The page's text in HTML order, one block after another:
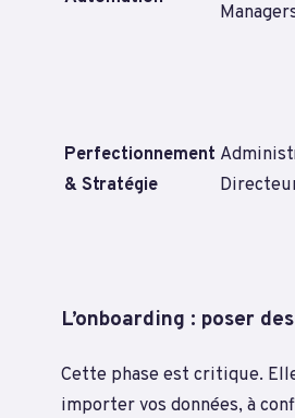
Perfectionnement
& Stratégie
L’onboarding : poser
Cette phase est critique.
importer vos données, à